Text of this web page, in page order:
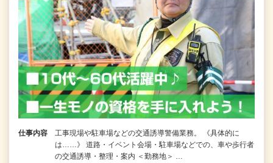
仕事内容
工事現場や駐車場などの交通誘導警備業務。 《具体的に
は……》 道路・イベント会場・駐車場などでの、車や歩行者
の交通誘導・整理・案内 ＜勤務地＞ …